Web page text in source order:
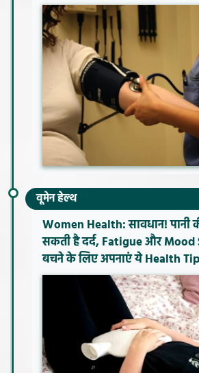
वूमेन हेल्थ
Women Health: सावधान! पानी
सकती है दर्द, Fatigue और
बचने के लिए अपनाएं ये Health